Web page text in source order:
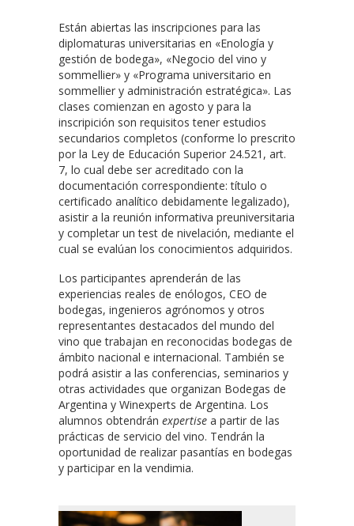
Están abiertas las inscripciones para las
diplomaturas universitarias en «Enología y
gestión de bodega», «Negocio del vino y
sommellier» y «Programa universitario en
sommellier y administración estratégica». Las
clases comienzan en agosto y para la
inscripición son requisitos tener estudios
secundarios completos (conforme lo prescrito
por la Ley de Educación Superior 24.521, art.
7, lo cual debe ser acreditado con la
documentación correspondiente: título o
certificado analítico debidamente legalizado),
asistir a la reunión informativa preuniversitaria
y completar un test de nivelación, mediante el
cual se evalúan los conocimientos adquiridos.
Los participantes aprenderán de las
experiencias reales de enólogos, CEO de
bodegas, ingenieros agrónomos y otros
representantes destacados del mundo del
vino que trabajan en reconocidas bodegas de
ámbito nacional e internacional. También se
podrá asistir a las conferencias, seminarios y
otras actividades que organizan Bodegas de
Argentina y Winexperts de Argentina. Los
alumnos obtendrán expertise a partir de las
prácticas de servicio del vino. Tendrán la
oportunidad de realizar pasantías en bodegas
y participar en la vendimia.